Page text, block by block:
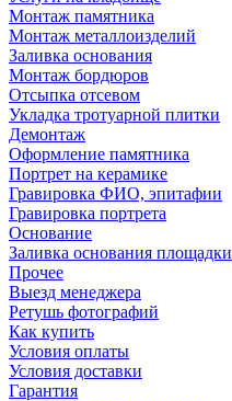
Монтаж памятника
Монтаж металлоизделий
Заливка основания
Монтаж бордюров
Отсыпка отсевом
Укладка тротуарной плитки
Демонтаж
Оформление памятника
Портрет на керамике
Гравировка ФИО, эпитафии
Гравировка портрета
Основание
Заливка основания площадки
Прочее
Выезд менеджера
Ретушь фотографий
Как купить
Условия оплаты
Условия доставки
Гарантия